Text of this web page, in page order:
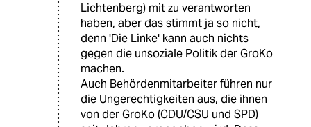
Lichtenberg) mit zu verantworten
haben, aber das stimmt ja so nicht,
denn 'Die Linke' kann auch nichts
gegen die unsoziale Politik der GroKo
machen.
Auch Behördenmitarbeiter führen nur
die Ungerechtigkeiten aus, die ihnen
von der GroKo (CDU/CSU und SPD)